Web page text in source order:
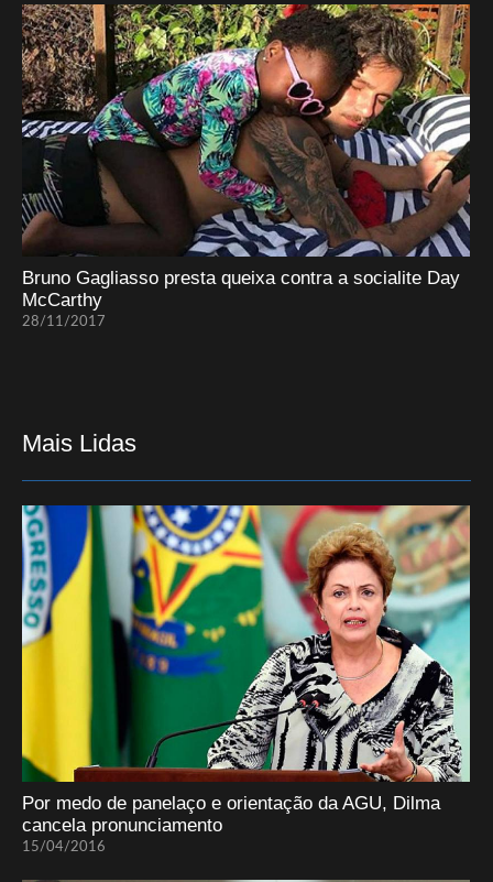
Bruno Gagliasso presta queixa contra a socialite Day
McCarthy
28/11/2017
Mais Lidas
Por medo de panelaço e orientação da AGU, Dilma
cancela pronunciamento
15/04/2016